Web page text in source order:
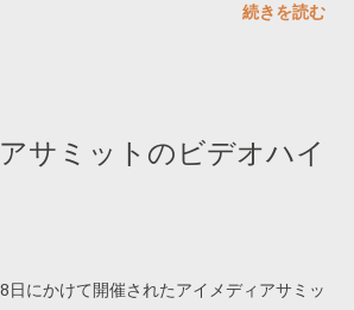
7月にはDVDとして発売予定。 -------------
------------------------------
続きを読む
サミットのビデオハイ
日にかけて開催されたアイメディアサミッ